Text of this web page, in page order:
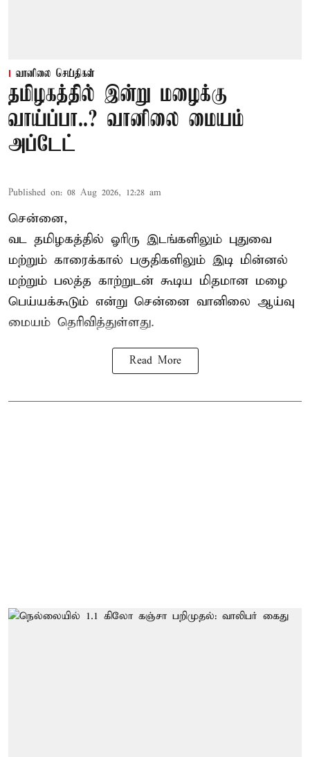
வானிலை செய்திகள்
தமிழகத்தில் இன்று மழைக்கு
வாய்ப்பா..? வானிலை மையம்
அப்டேட்
Published on: 08 Aug 2026, 12:28 am
சென்னை,
வட தமிழகத்தில் ஓரிரு இடங்களிலும் புதுவை
மற்றும் காரைக்கால் பகுதிகளிலும் இடி மின்னல்
மற்றும் பலத்த காற்றுடன் கூடிய மிதமான மழை
பெய்யக்கூடும் என்று சென்னை வானிலை ஆய்வு
மையம் தெரிவித்துள்ளது.
Read More